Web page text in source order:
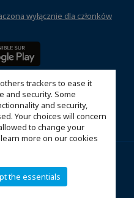
trackers to ease it
and security. Some
and security,
Your choices will concern
to change your
more on our cookies
the essentials
wyłącznie dla członków